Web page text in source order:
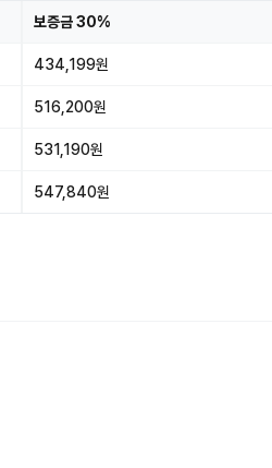
보증금 30%
434,199원
516,200원
531,190원
547,840원